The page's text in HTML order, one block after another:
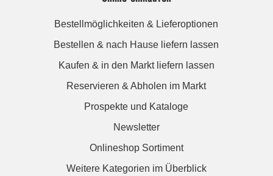
Bestellmöglichkeiten & Lieferoptionen
Bestellen & nach Hause liefern lassen
Kaufen & in den Markt liefern lassen
Reservieren & Abholen im Markt
Prospekte und Kataloge
Newsletter
Onlineshop Sortiment
Weitere Kategorien im Überblick